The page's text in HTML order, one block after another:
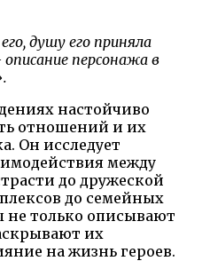
душу его приняла
персонажа в
настойчиво
отношений и их
Он исследует
между
до дружеской
до семейных
не только описывают
их
на жизнь героев.